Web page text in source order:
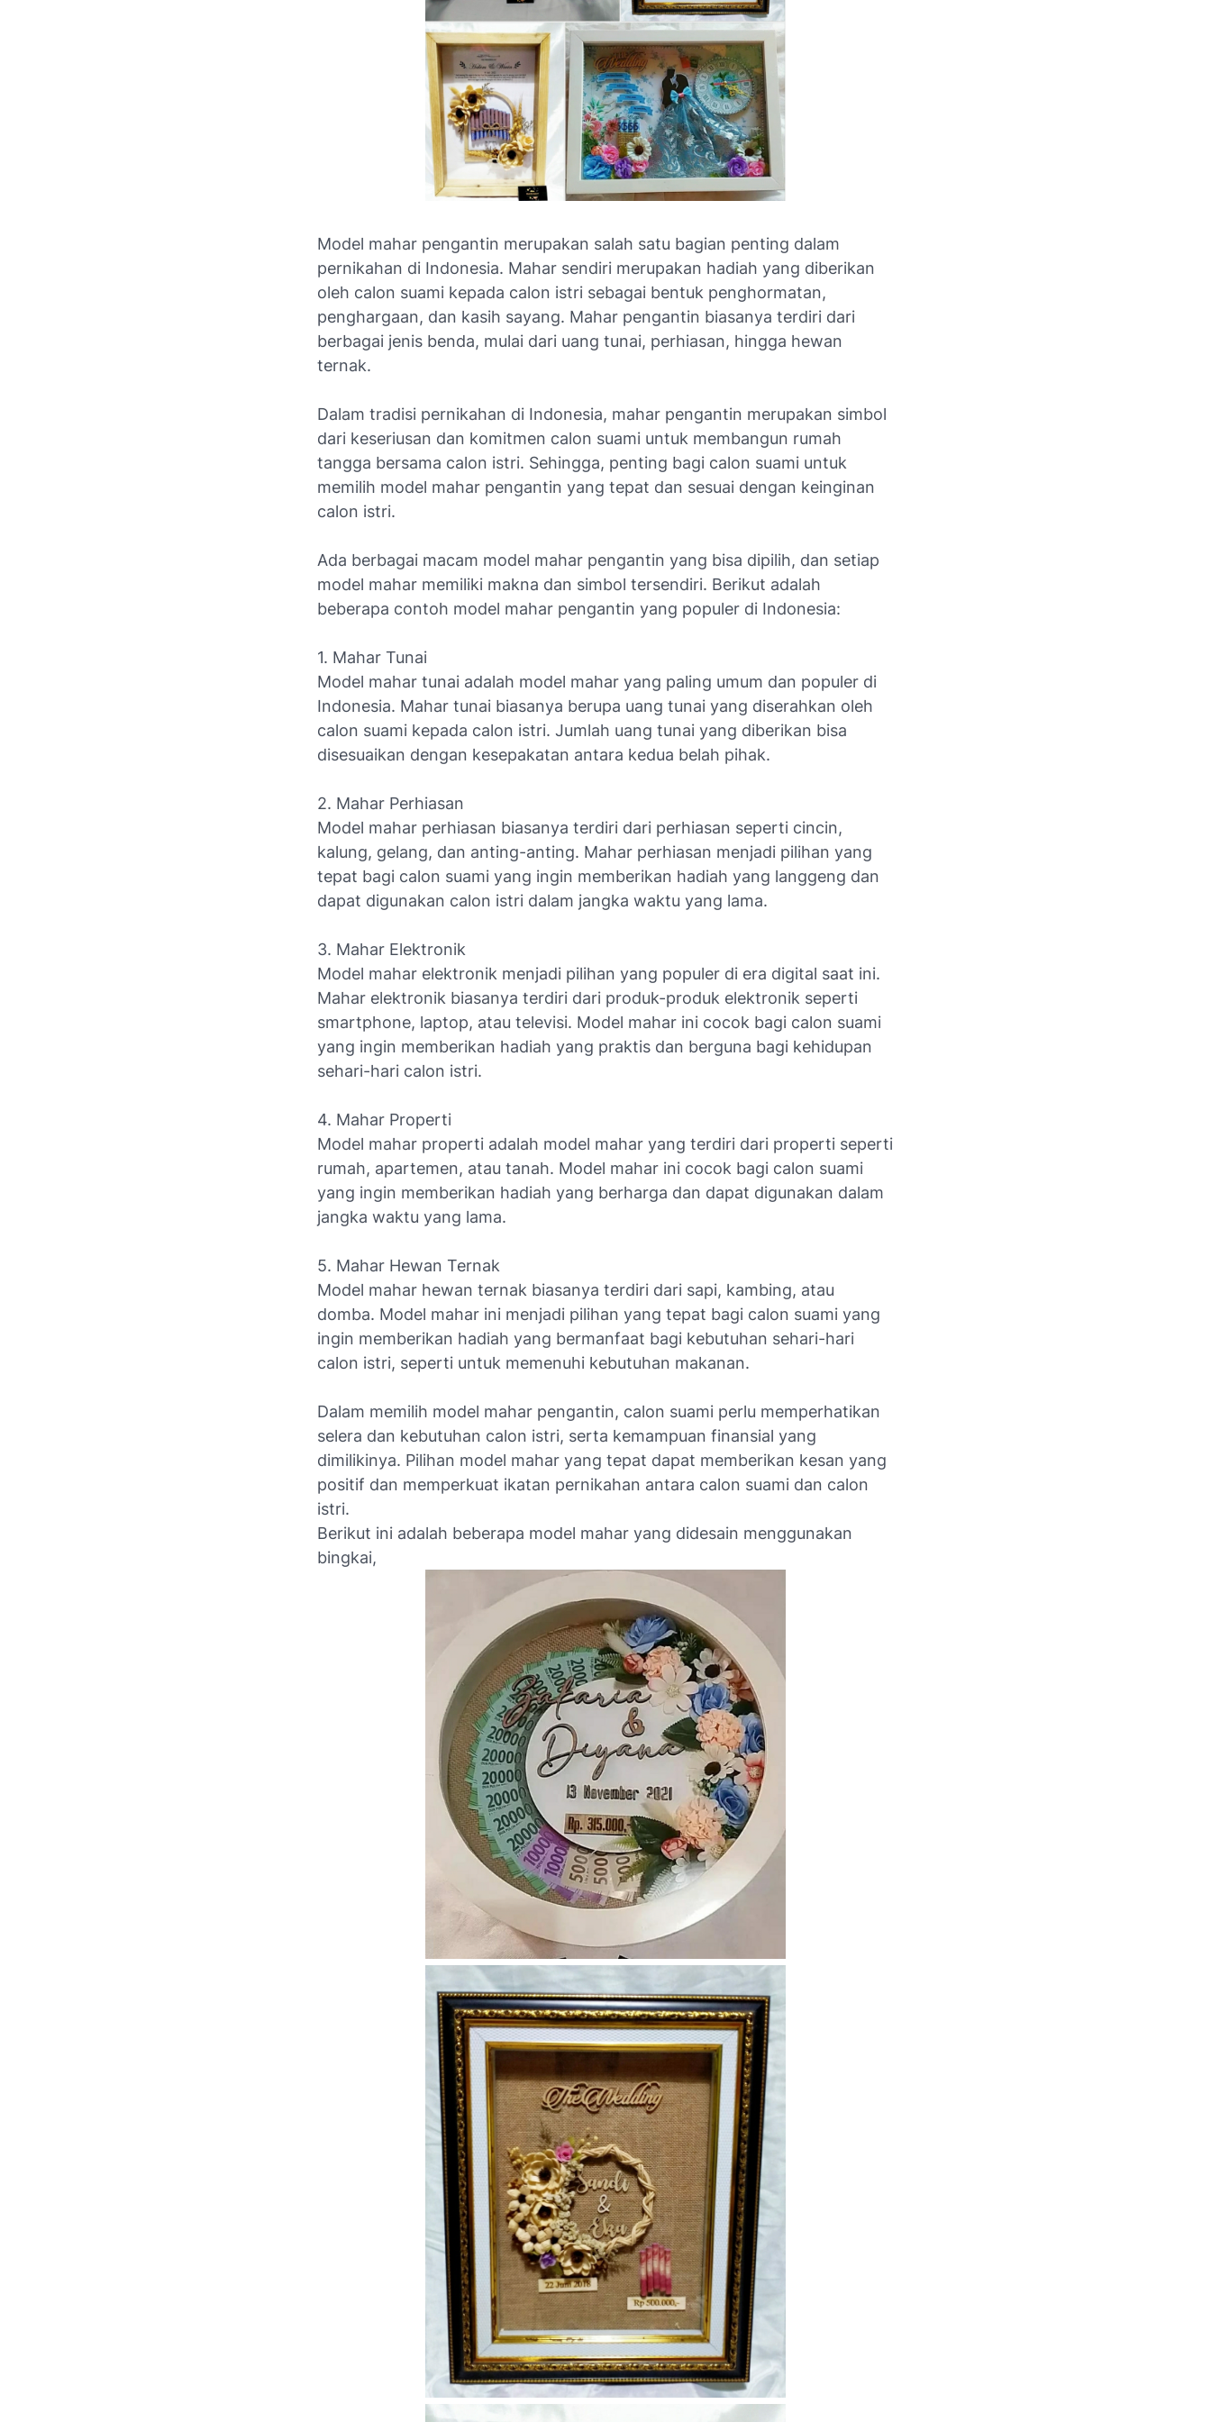
Model mahar pengantin merupakan salah satu bagian penting dalam
pernikahan di Indonesia. Mahar sendiri merupakan hadiah yang diberikan
oleh calon suami kepada calon istri sebagai bentuk penghormatan,
penghargaan, dan kasih sayang. Mahar pengantin biasanya terdiri dari
berbagai jenis benda, mulai dari uang tunai, perhiasan, hingga hewan
ternak.
Dalam tradisi pernikahan di Indonesia, mahar pengantin merupakan simbol
dari keseriusan dan komitmen calon suami untuk membangun rumah
tangga bersama calon istri. Sehingga, penting bagi calon suami untuk
memilih model mahar pengantin yang tepat dan sesuai dengan keinginan
calon istri.
Ada berbagai macam model mahar pengantin yang bisa dipilih, dan setiap
model mahar memiliki makna dan simbol tersendiri. Berikut adalah
beberapa contoh model mahar pengantin yang populer di Indonesia:
1. Mahar Tunai
Model mahar tunai adalah model mahar yang paling umum dan populer di
Indonesia. Mahar tunai biasanya berupa uang tunai yang diserahkan oleh
calon suami kepada calon istri. Jumlah uang tunai yang diberikan bisa
disesuaikan dengan kesepakatan antara kedua belah pihak.
2. Mahar Perhiasan
Model mahar perhiasan biasanya terdiri dari perhiasan seperti cincin,
kalung, gelang, dan anting-anting. Mahar perhiasan menjadi pilihan yang
tepat bagi calon suami yang ingin memberikan hadiah yang langgeng dan
dapat digunakan calon istri dalam jangka waktu yang lama.
3. Mahar Elektronik
Model mahar elektronik menjadi pilihan yang populer di era digital saat ini.
Mahar elektronik biasanya terdiri dari produk-produk elektronik seperti
smartphone, laptop, atau televisi. Model mahar ini cocok bagi calon suami
yang ingin memberikan hadiah yang praktis dan berguna bagi kehidupan
sehari-hari calon istri.
4. Mahar Properti
Model mahar properti adalah model mahar yang terdiri dari properti seperti
rumah, apartemen, atau tanah. Model mahar ini cocok bagi calon suami
yang ingin memberikan hadiah yang berharga dan dapat digunakan dalam
jangka waktu yang lama.
5. Mahar Hewan Ternak
Model mahar hewan ternak biasanya terdiri dari sapi, kambing, atau
domba. Model mahar ini menjadi pilihan yang tepat bagi calon suami yang
ingin memberikan hadiah yang bermanfaat bagi kebutuhan sehari-hari
calon istri, seperti untuk memenuhi kebutuhan makanan.
Dalam memilih model mahar pengantin, calon suami perlu memperhatikan
selera dan kebutuhan calon istri, serta kemampuan finansial yang
dimilikinya. Pilihan model mahar yang tepat dapat memberikan kesan yang
positif dan memperkuat ikatan pernikahan antara calon suami dan calon
istri.
Berikut ini adalah beberapa model mahar yang didesain menggunakan
bingkai,